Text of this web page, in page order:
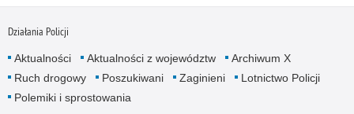
Działania Policji
Aktualności Aktualności z województw
Archiwum X
Ruch drogowy
Poszukiwani Zaginieni
Lotnictwo Policji
Polemiki i sprostowania